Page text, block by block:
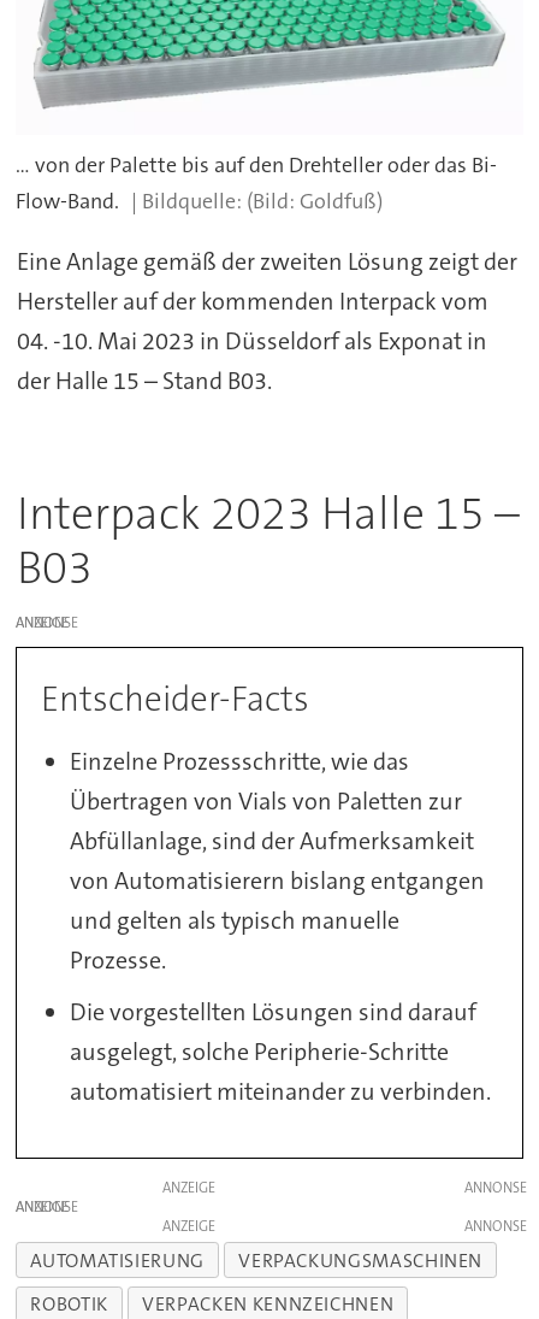
... von der Palette bis auf den Drehteller oder das Bi-
Flow-Band.
(Bild: Goldfuß)
Eine Anlage gemäß der zweiten Lösung zeigt der
Hersteller auf der kommenden Interpack vom
04. -10. Mai 2023 in Düsseldorf als Exponat in
der Halle 15 – Stand B03.
Interpack 2023 Halle 15 –
B03
ANZEIGE
Entscheider-Facts
Einzelne Prozessschritte, wie das
Übertragen von Vials von Paletten zur
Abfüllanlage, sind der Aufmerksamkeit
von Automatisierern bislang entgangen
und gelten als typisch manuelle
Prozesse.
Die vorgestellten Lösungen sind darauf
ausgelegt, solche Peripherie-Schritte
automatisiert miteinander zu verbinden.
ANZEIGE
ANZEIGE
ANZEIGE
AUTOMATISIERUNG
VERPACKUNGSMASCHINEN
ROBOTIK
VERPACKEN KENNZEICHNEN